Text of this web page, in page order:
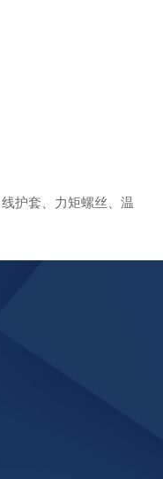
护套、力矩螺丝、温